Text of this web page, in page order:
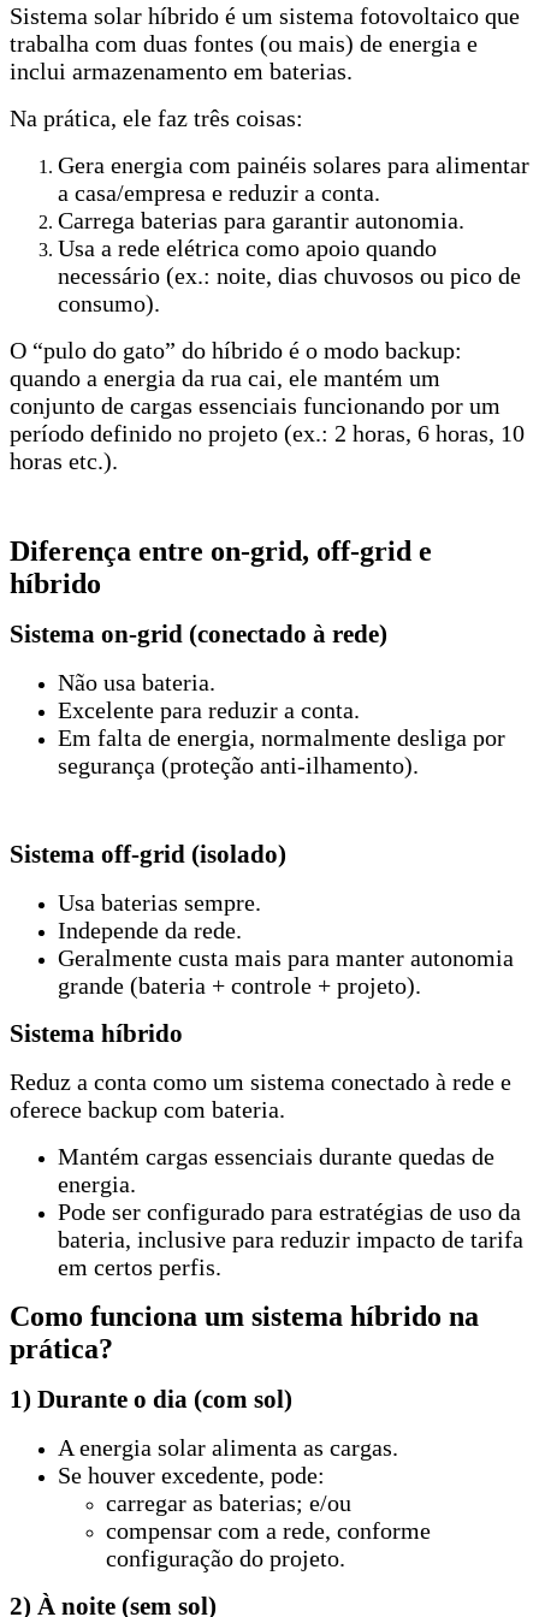
Sistema solar híbrido é um sistema fotovoltaico que
trabalha com duas fontes (ou mais) de energia e
inclui armazenamento em baterias.
Na prática, ele faz três coisas:
Gera energia com painéis solares para alimentar
a casa/empresa e reduzir a conta.
Carrega baterias para garantir autonomia.
Usa a rede elétrica como apoio quando
necessário (ex.: noite, dias chuvosos ou pico de
consumo).
O “pulo do gato” do híbrido é o modo backup:
quando a energia da rua cai, ele mantém um
conjunto de cargas essenciais funcionando por um
período definido no projeto (ex.: 2 horas, 6 horas, 10
horas etc.).
Diferença entre on-grid, off-grid e
híbrido
Sistema on-grid (conectado à rede)
Não usa bateria.
Excelente para reduzir a conta.
Em falta de energia, normalmente desliga por
segurança (proteção anti-ilhamento).
Sistema off-grid (isolado)
Usa baterias sempre.
Independe da rede.
Geralmente custa mais para manter autonomia
grande (bateria + controle + projeto).
Sistema híbrido
Reduz a conta como um sistema conectado à rede e
oferece backup com bateria.
Mantém cargas essenciais durante quedas de
energia.
Pode ser configurado para estratégias de uso da
bateria, inclusive para reduzir impacto de tarifa
em certos perfis.
Como funciona um sistema híbrido na
prática?
1) Durante o dia (com sol)
A energia solar alimenta as cargas.
Se houver excedente, pode:
carregar as baterias; e/ou
compensar com a rede, conforme
configuração do projeto.
2) À noite (sem sol)